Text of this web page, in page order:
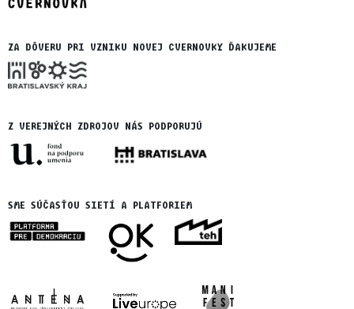
ZA DÔVERU PRI VZNIKU NOVEJ CVERNOVKY ĎAKUJEME
Z VEREJNÝCH ZDROJOV NÁS PODPORUJÚ
SME SÚČASŤOU SIETÍ A PLATFORIEM